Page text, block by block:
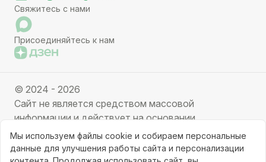
Свяжитесь с нами
Присоединяйтесь к нам
© 2024 - 2026
Сайт не является средством массовой
информации и действует на основании
партнерских услуг. Отправляя заявку вы даете
свое согласие на обработку персональных данных.
Мы используем файлы cookie и собираем персональные
данные для улучшения работы сайта и персонализации